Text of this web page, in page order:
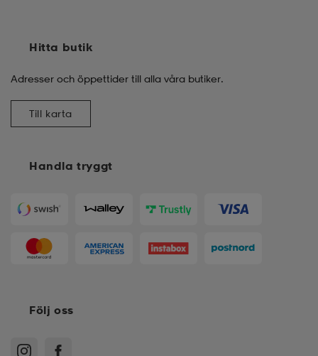
Handla tryggt
Hitta butik
Adresser och öppettider till alla våra butiker.
Till karta
Följ oss